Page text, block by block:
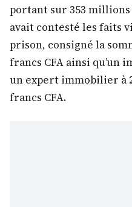
portant sur 353 millions
avait contesté les faits
prison, consigné la
francs CFA ainsi qu’un
un expert immobilier à
francs CFA.